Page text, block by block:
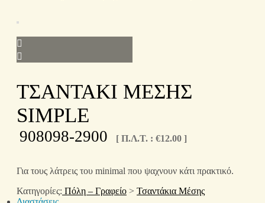
ΤΣΑΝΤΑΚΙ ΜΕΣΗΣ
SIMPLE
908098-2900 [ Π.Λ.Τ. : €12.00 ]
Για τους λάτρεις του minimal που ψαχνουν κάτι πρακτικό.
Κατηγορίες: Πόλη – Γραφείο > Τσαντάκια Μέσης